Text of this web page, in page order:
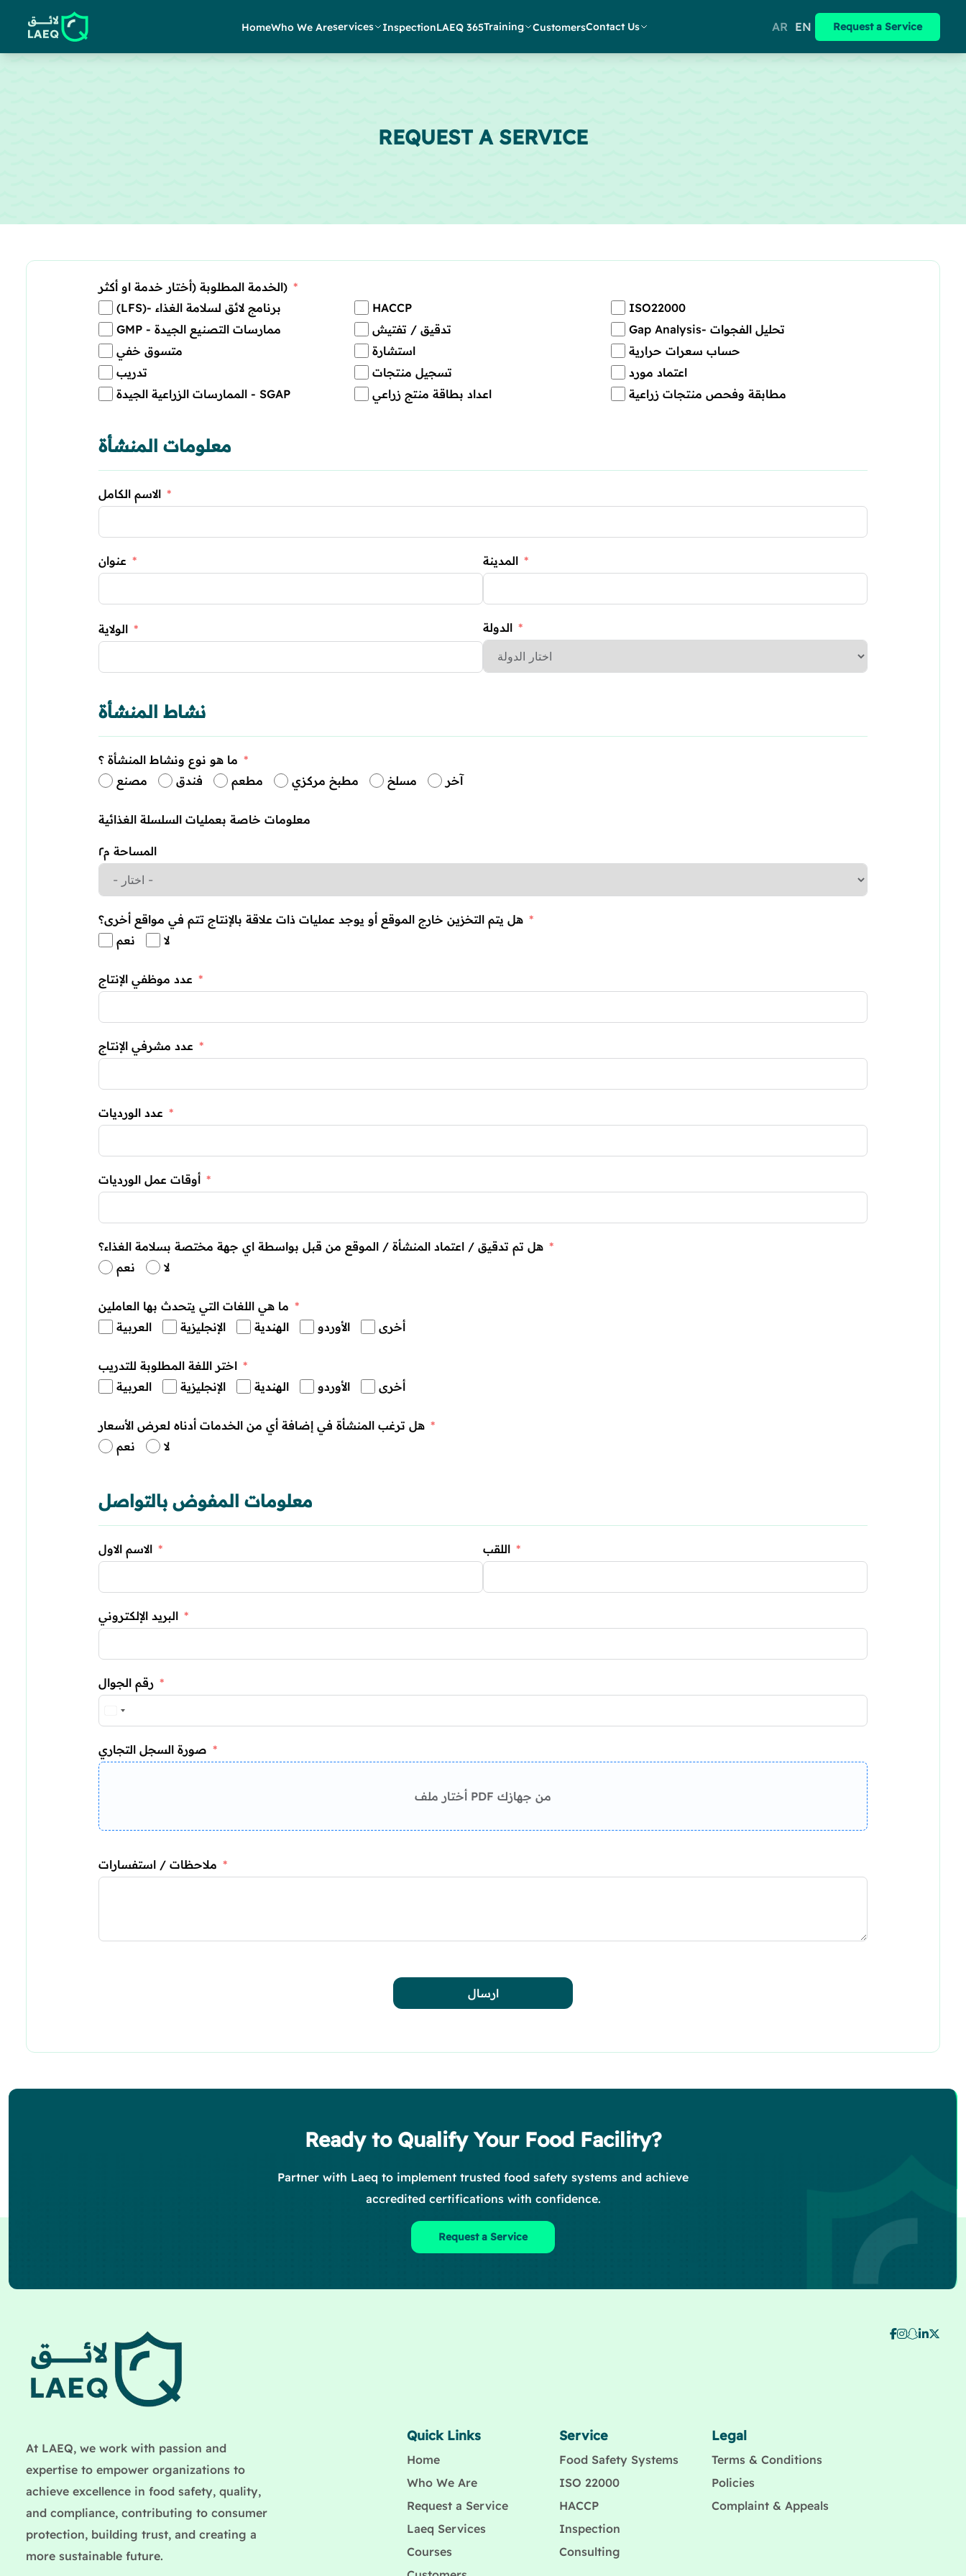
HomeWho We Areservices InspectionLAEQ 365Training CustomersContact Us AR EN Request a Service
REQUEST A SERVICE
الخدمة المطلوبة (أختار خدمة او أكثر)
(LFS)- برنامج لائق لسلامة الغذاء
HACCP
ISO22000
GMP - ممارسات التصنيع الجيدة
تدقيق / تفتيش
Gap Analysis- تحليل الفجوات
متسوق خفي
استشارة
حساب سعرات حرارية
تدريب
تسجيل منتجات
اعتماد مورد
الممارسات الزراعية الجيدة - SGAP
اعداد بطاقة منتج زراعي مطابقة وفحص منتجات زراعية
معلومات المنشأة
الاسم الكامل
عنوان المدينة
الولاية الدولة
نشاط المنشأة
ما هو نوع ونشاط المنشأة ؟
مصنع
فندق مطعم مطبخ مركزي مسلخ آخر
معلومات خاصة بعمليات السلسلة الغذائية
المساحة م٢
نعم
لا
عدد موظفي الإنتاج
عدد الورديات
أوقات عمل الورديات
نعم
لا
ما هي اللغات التي يتحدث بها العاملين
العربية
الإنجليزية الهندية الأوردو أخرى
اختر اللغة المطلوبة للتدريب
العربية
الإنجليزية الهندية الأوردو أخرى
هل ترغب المنشأة في إضافة أي من الخدمات أدناه لعرض الأسعار
نعم
لا
معلومات المفوض بالتواصل
الاسم الاول اللقب
البريد الإلكتروني
رقم الجوال
صورة السجل التجاري
أختار ملف PDF من جهازك
ملاحظات / استفسارات
ارسال
Ready to Qualify Your Food Facility?
Partner with Laeq to implement trusted food safety systems and achieve
accredited certifications with confidence.
Request a Service
At LAEQ, we work with passion and
expertise to empower organizations to
achieve excellence in food safety, quality,
and compliance, contributing to consumer
protection, building trust, and creating a
more sustainable future.
Quick Links
Home
Who We Are
Request a Service
Laeq Services
Courses
Service
Food Safety Systems
ISO 22000
HACCP
Inspection
Consulting
Legal
Terms & Conditions
Policies
Complaint & Appeals